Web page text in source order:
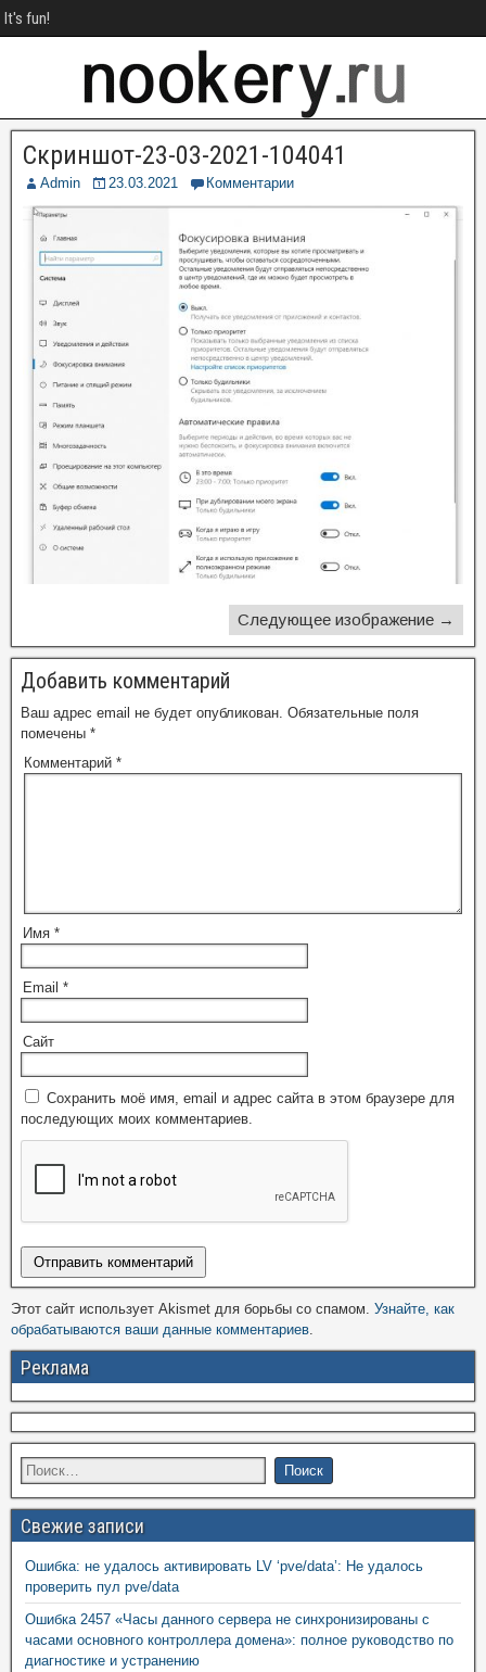
It's fun!
Скриншот-23-03-2021-104041
Admin 23.03.2021 Комментарии
Следующее изображение →
Добавить комментарий
Ваш адрес email не будет опубликован. Обязательные поля
помечены *
Комментарий *
Имя *
Email *
Сайт
Сохранить моё имя, email и адрес сайта в этом браузере для
последующих моих комментариев.
Этот сайт использует Akismet для борьбы со спамом. Узнайте, как
обрабатываются ваши данные комментариев.
Реклама
Свежие записи
Ошибка: не удалось активировать LV ‘pve/data’: Не удалось
проверить пул pve/data
Ошибка 2457 «Часы данного сервера не синхронизированы с
часами основного контроллера домена»: полное руководство по
диагностике и устранению